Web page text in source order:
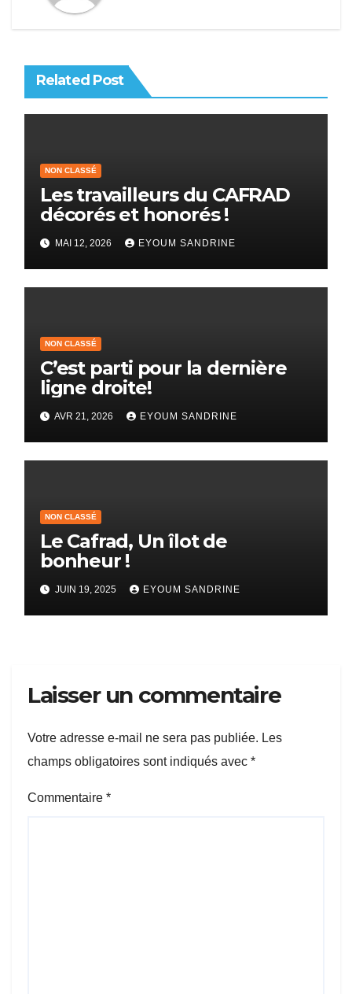
Related Post
NON CLASSÉ
Les travailleurs du CAFRAD
décorés et honorés !
MAI 12, 2026 EYOUM SANDRINE
NON CLASSÉ
C’est parti pour la dernière
ligne droite!
AVR 21, 2026 EYOUM SANDRINE
NON CLASSÉ
Le Cafrad, Un îlot de
bonheur !
JUIN 19, 2025 EYOUM SANDRINE
Laisser un commentaire
Votre adresse e-mail ne sera pas publiée. Les
champs obligatoires sont indiqués avec *
Commentaire *